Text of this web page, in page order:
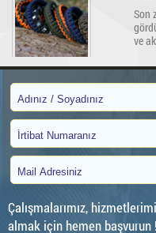
Son
ve
Çalışmalarımız,
almak için hemen başvurun